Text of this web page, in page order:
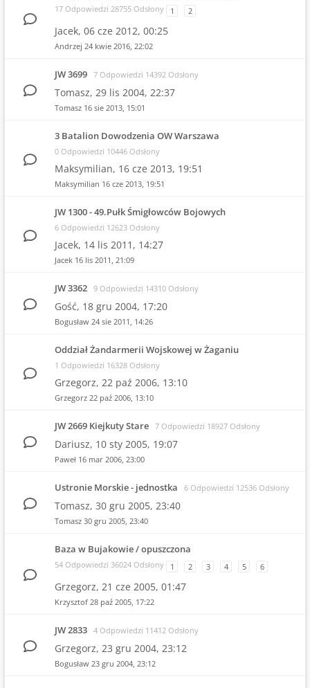
17 Odpowiedzi 28755 Odsłony 1 2
Jacek, 06 cze 2012, 00:25
Andrzej 24 kwie 2016, 22:02
JW 3699 7 Odpowiedzi 14392 Odsłony
Tomasz, 29 lis 2004, 22:37
Tomasz 16 sie 2013, 15:01
3 Batalion Dowodzenia OW Warszawa
0 Odpowiedzi 10446 Odsłony
Maksymilian, 16 cze 2013, 19:51
Maksymilian 16 cze 2013, 19:51
JW 1300 - 49.Pułk Śmigłowców Bojowych
6 Odpowiedzi 12623 Odsłony
Jacek, 14 lis 2011, 14:27
Jacek 16 lis 2011, 21:09
JW 3362 9 Odpowiedzi 14310 Odsłony
Gość, 18 gru 2004, 17:20
Bogusław 24 sie 2011, 14:26
Oddział Żandarmerii Wojskowej w Żaganiu
1 Odpowiedzi 16328 Odsłony
Grzegorz, 22 paź 2006, 13:10
Grzegorz 22 paź 2006, 13:10
JW 2669 Kiejkuty Stare 7 Odpowiedzi 18927 Odsłony
Dariusz, 10 sty 2005, 19:07
Paweł 16 mar 2006, 23:00
Ustronie Morskie - jednostka 6 Odpowiedzi 12536 Odsłony
Tomasz, 30 gru 2005, 23:40
Tomasz 30 gru 2005, 23:40
Baza w Bujakowie / opuszczona
54 Odpowiedzi 36024 Odsłony 1 2 3 4 5 6
Grzegorz, 21 cze 2005, 01:47
Krzysztof 28 paź 2005, 17:22
JW 2833 4 Odpowiedzi 11412 Odsłony
Grzegorz, 23 gru 2004, 23:12
Bogusław 23 gru 2004, 23:12